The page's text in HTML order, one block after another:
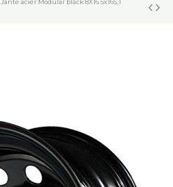
Jante acier Modular black 8X16 5x165,1